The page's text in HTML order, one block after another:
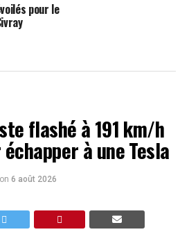
pour le
flashé à 191 km/h
à une Tesla
on 6 août 2026